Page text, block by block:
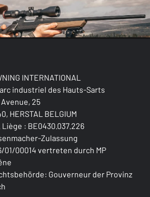
INTERNATIONAL
industriel des Hauts-Sarts
25
HERSTAL BELGIUM
Liège : BE0430.037.226
Zulassung
01/00014 vertreten durch MP
Gouverneur der Provinz